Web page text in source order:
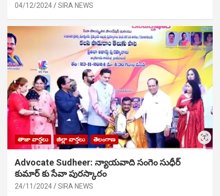
04/12/2024 SIRA NEWS
తాజా వార్తలు జిల్లా వార్తలు తెలంగాణ
Advocate Sudheer: న్యాయవాది సంగెం సుధీర్
కుమార్ కు సేవా పురస్కారం
24/11/2024 SIRA NEWS